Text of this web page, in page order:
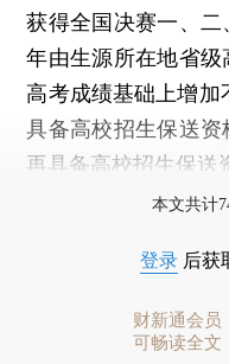
获得全国决赛一、
年由生源所在地省
高考成绩基础上增
具备高校招生保送
再具备高校招生保送
本文共计
登录 后获
财新通会员
可畅读全文